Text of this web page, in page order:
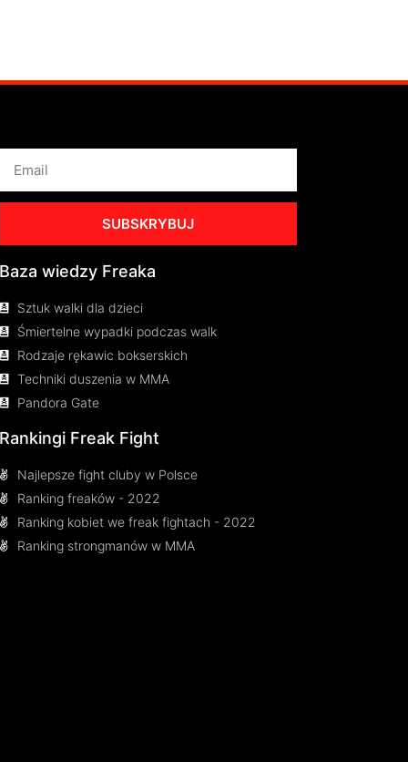
SUBSKRYBUJ
Baza wiedzy Freaka
Sztuk walki dla dzieci
Śmiertelne wypadki podczas walk
Rodzaje rękawic bokserskich
Techniki duszenia w MMA
Pandora Gate
Rankingi Freak Fight
Najlepsze fight cluby w Polsce
Ranking freaków - 2022
Ranking kobiet we freak fightach - 2022
Ranking strongmanów w MMA